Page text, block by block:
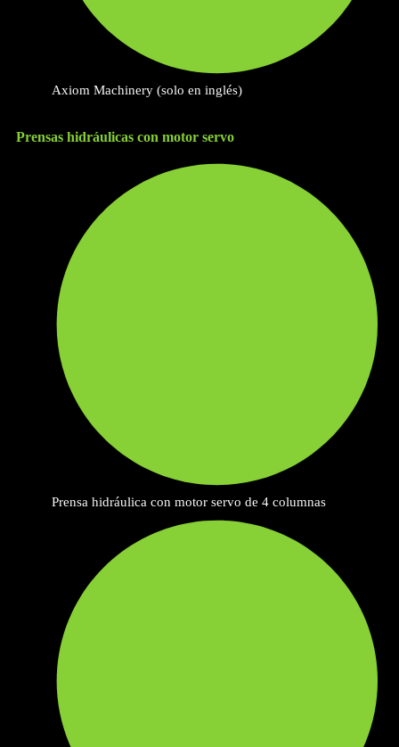
Axiom Machinery (solo en inglés)
Prensas hidráulicas con motor servo
Prensa hidráulica con motor servo de 4 columnas